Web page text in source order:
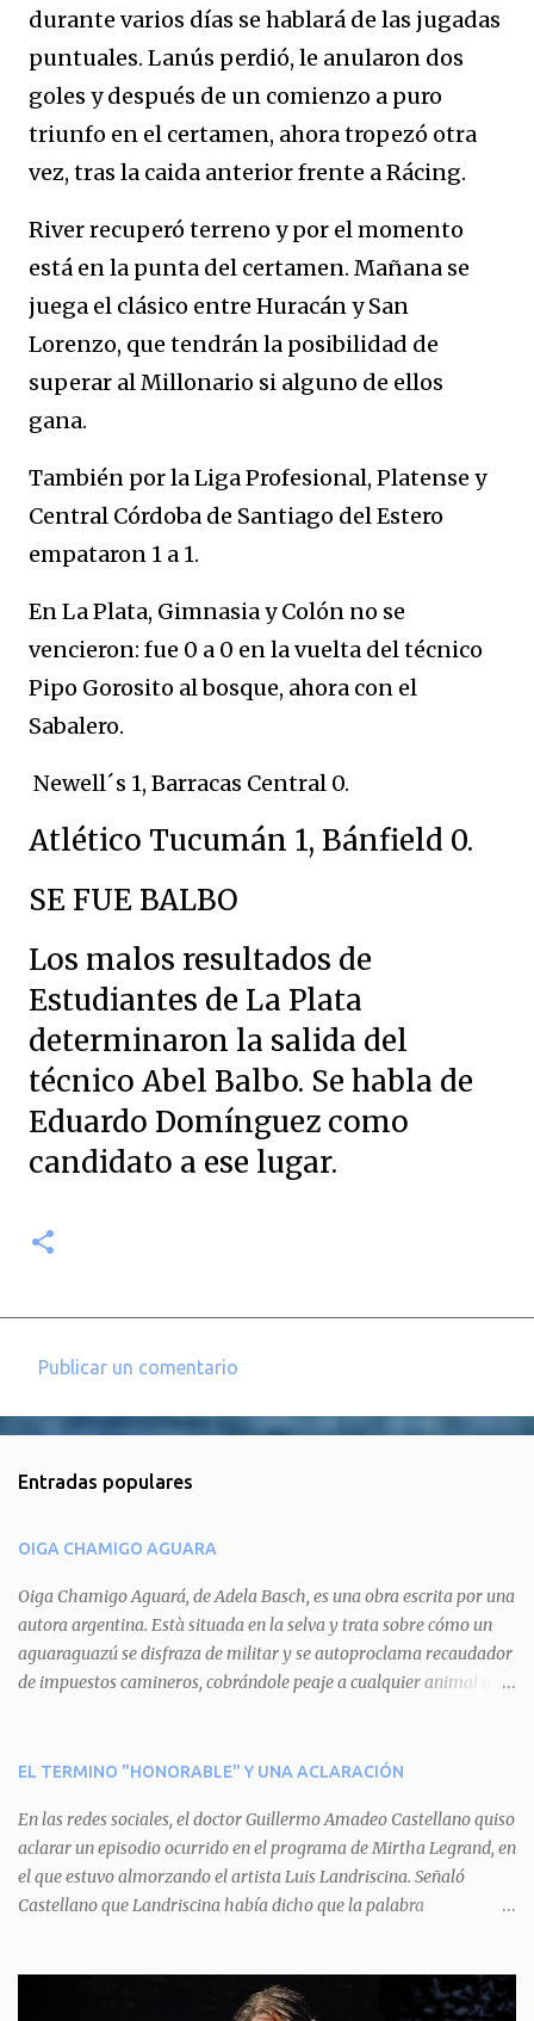
durante varios días se hablará de las jugadas
puntuales. Lanús perdió, le anularon dos
goles y después de un comienzo a puro
triunfo en el certamen, ahora tropezó otra
vez, tras la caida anterior frente a Rácing.
River recuperó terreno y por el momento
está en la punta del certamen. Mañana se
juega el clásico entre Huracán y San
Lorenzo, que tendrán la posibilidad de
superar al Millonario si alguno de ellos
gana.
También por la Liga Profesional, Platense y
Central Córdoba de Santiago del Estero
empataron 1 a 1.
En La Plata, Gimnasia y Colón no se
vencieron: fue 0 a 0 en la vuelta del técnico
Pipo Gorosito al bosque, ahora con el
Sabalero.
Newell´s 1, Barracas Central 0.
Atlético Tucumán 1, Bánfield 0.
SE FUE BALBO
Los malos resultados de
Estudiantes de La Plata
determinaron la salida del
técnico Abel Balbo. Se habla de
Eduardo Domínguez como
candidato a ese lugar.
e
t
a
r
i
o
Publicar un comentario
Entradas populares
OIGA CHAMIGO AGUARA
Oiga Chamigo Aguará, de Adela Basch, es una obra escrita por una
autora argentina. Està situada en la selva y trata sobre cómo un
aguaraguazú se disfraza de militar y se autoproclama recaudador
de impuestos camineros, cobrándole peaje a cualquier animal que
aguará le provoca. De igual manera pasa con Tatú, el armadillo.
del aguará y pasa sin pagar. Por último, Tui, la cotorra, deja
expuesta la mentira del aguará y arenga a los otros tres
personajes a unirse para enfrentarlo. Finalmente, terminan por
quitarle el disfraz de militar, y el aguará huye despavorido al verse
una propuesta muy divertida con canciones en vivo, máscaras, una
EL TERMINO "HONORABLE" Y UNA ACLARACIÓN
En las redes sociales, el doctor Guillermo Amadeo Castellano quiso
aclarar un episodio ocurrido en el programa de Mirtha Legrand, en
el que estuvo almorzando el artista Luis Landriscina. Señaló
Castellano que Landriscina había dicho que la palabra
servicio a la patria y debía ser sin remuneración". Agrega el letrado